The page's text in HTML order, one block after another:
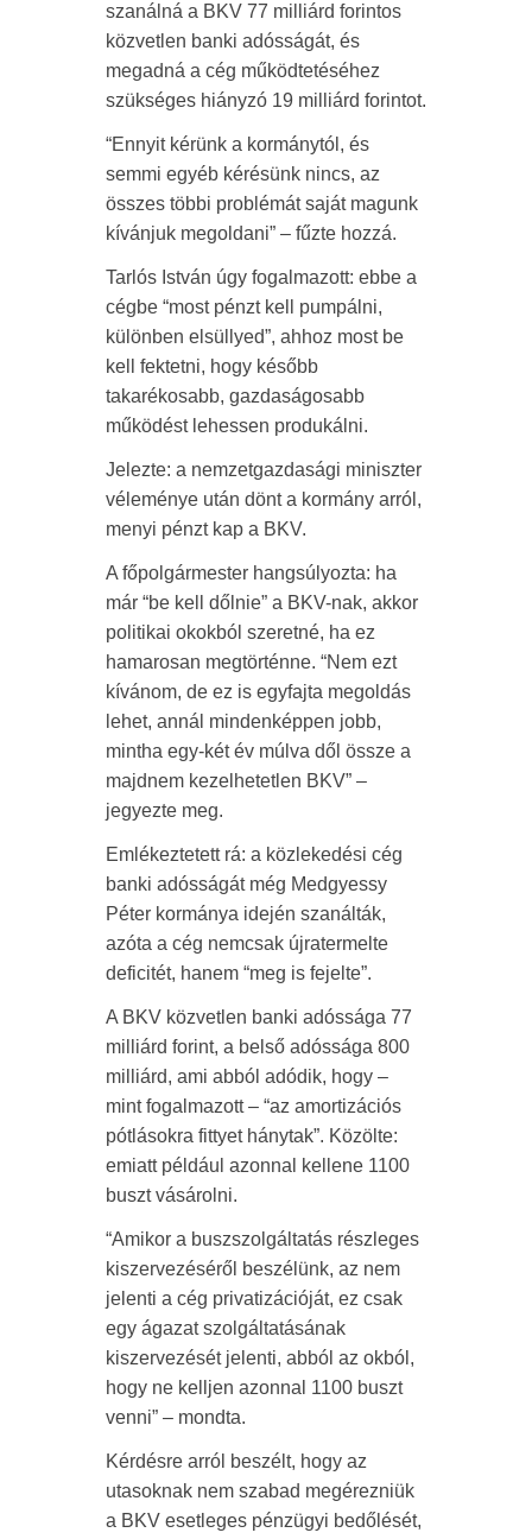
szanálná a BKV 77 milliárd forintos
közvetlen banki adósságát, és
megadná a cég működtetéséhez
szükséges hiányzó 19 milliárd forintot.
“Ennyit kérünk a kormánytól, és
semmi egyéb kérésünk nincs, az
összes többi problémát saját magunk
kívánjuk megoldani” – fűzte hozzá.
Tarlós István úgy fogalmazott: ebbe a
cégbe “most pénzt kell pumpálni,
különben elsüllyed”, ahhoz most be
kell fektetni, hogy később
takarékosabb, gazdaságosabb
működést lehessen produkálni.
Jelezte: a nemzetgazdasági miniszter
véleménye után dönt a kormány arról,
menyi pénzt kap a BKV.
A főpolgármester hangsúlyozta: ha
már “be kell dőlnie” a BKV-nak, akkor
politikai okokból szeretné, ha ez
hamarosan megtörténne. “Nem ezt
kívánom, de ez is egyfajta megoldás
lehet, annál mindenképpen jobb,
mintha egy-két év múlva dől össze a
majdnem kezelhetetlen BKV” –
jegyezte meg.
Emlékeztetett rá: a közlekedési cég
banki adósságát még Medgyessy
Péter kormánya idején szanálták,
azóta a cég nemcsak újratermelte
deficitét, hanem “meg is fejelte”.
A BKV közvetlen banki adóssága 77
milliárd forint, a belső adóssága 800
milliárd, ami abból adódik, hogy –
mint fogalmazott – “az amortizációs
pótlásokra fittyet hánytak”. Közölte:
emiatt például azonnal kellene 1100
buszt vásárolni.
“Amikor a buszszolgáltatás részleges
kiszervezéséről beszélünk, az nem
jelenti a cég privatizációját, ez csak
egy ágazat szolgáltatásának
kiszervezését jelenti, abból az okból,
hogy ne kelljen azonnal 1100 buszt
venni” – mondta.
Kérdésre arról beszélt, hogy az
utasoknak nem szabad megérezniük
a BKV esetleges pénzügyi bedőlését,